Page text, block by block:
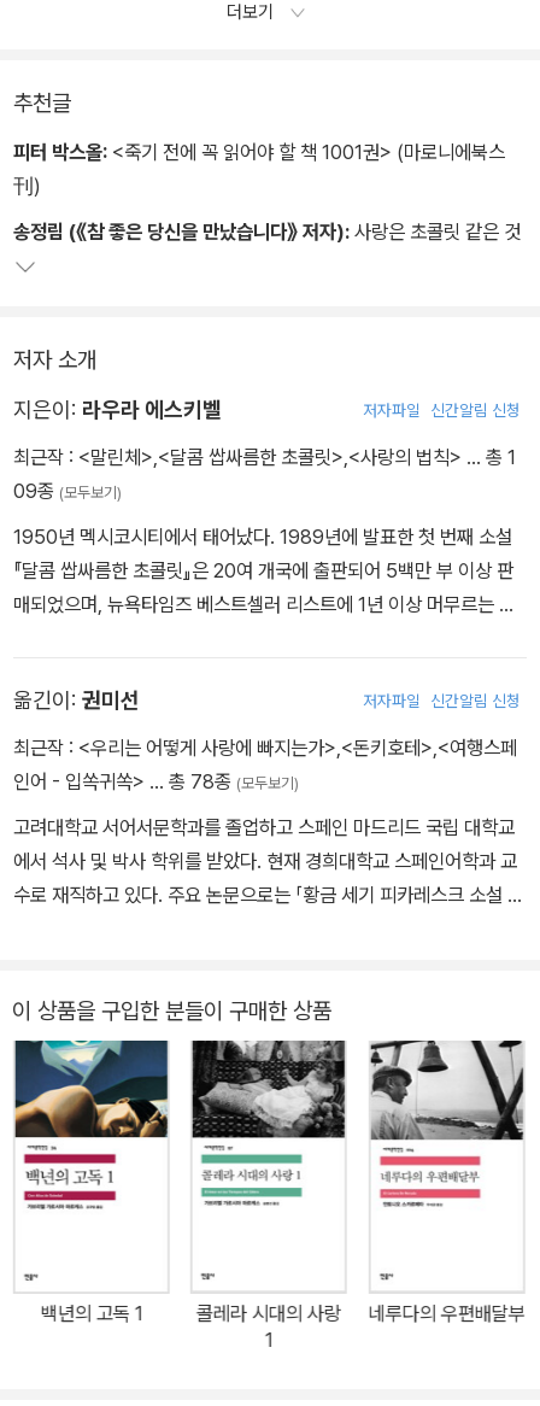
더보기
추천글
피터 박스올: <죽기 전에 꼭 읽어야 할 책 1001권> (마로니에북스
刊)
송정림 (《참 좋은 당신을 만났습니다》 저자): 사랑은 초콜릿 같은 것
저자 소개
지은이: 라우라 에스키벨 저자파일 신간알림 신청
최근작 : <말린체>,<달콤 쌉싸름한 초콜릿>,<사랑의 법칙> … 총 1
09종 (모두보기)
1950년 멕시코시티에서 태어났다. 1989년에 발표한 첫 번째 소설
『달콤 쌉싸름한 초콜릿』은 20여 개국에 출판되어 5백만 부 이상 판
매되었으며, 뉴욕타임즈 베스트셀러 리스트에 1년 이상 머무르는 등
하도록 도운 여인 ‘말린체’에 관해, ‘말린체는 누구인가?’, ‘말린체는
무엇을 생각했는가?’, ‘말린체는 무엇을 알았는가?’라는 질문을 던지
며 찾아낸 답이다. 작가는 고대 메히카 인들이 자신들의 웅대한 역사
각, 즉 ‘글로 쓰는 방법’과 ‘상징들을 통하는 방법’으로 말린체를 탐색
하고 해석해냈다. 그 외 작품으로는 『사랑의 법칙 La ley del amor』
(1997), 『불가사리 Estrellita marinera』(1999), 『휘몰아친 사랑 T
등이 있다.
옮긴이: 권미선 저자파일 신간알림 신청
최근작 : <우리는 어떻게 사랑에 빠지는가>,<돈키호테>,<여행스페
인어 - 입쏙귀쏙> … 총 78종 (모두보기)
고려대학교 서어서문학과를 졸업하고 스페인 마드리드 국립 대학교
에서 석사 및 박사 학위를 받았다. 현재 경희대학교 스페인어학과 교
수로 재직하고 있다. 주요 논문으로는 「황금 세기 피카레스크 소설 장
등 이사벨 아옌데의 여러 작품들과 라우라 에스키벨의 『달콤 쌉싸름
타 사건의 진실』, 로베르토 볼라뇨의 『먼 별』 등 다수의 작품이 있다.
이 상품을 구입한 분들이 구매한 상품
백년의 고독 1
콜레라 시대의 사랑
1
네루다의 우편배달부